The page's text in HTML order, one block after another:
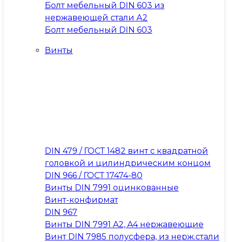
Болт мебельный DIN 603 из
нержавеющей стали А2
Болт мебельный DIN 603
Винты
DIN 479 / ГОСТ 1482 винт с квадратной
головкой и цилиндрическим концом
DIN 966 / ГОСТ 17474-80
Винты DIN 7991 оцинкованные
Винт-конфирмат
DIN 967
Винты DIN 7991 A2, A4 нержавеющие
Винт DIN 7985 полусфера, из нерж.стали